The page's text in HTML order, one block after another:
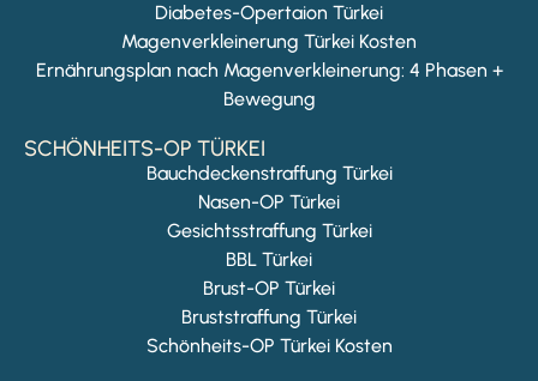
Diabetes-Opertaion Türkei
Magenverkleinerung Türkei Kosten
Ernährungsplan nach Magenverkleinerung: 4 Phasen +
Bewegung
SCHÖNHEITS-OP TÜRKEI
Bauchdeckenstraffung Türkei
Nasen-OP Türkei
Gesichtsstraffung Türkei
BBL Türkei
Brust-OP Türkei
Bruststraffung Türkei
Schönheits-OP Türkei Kosten